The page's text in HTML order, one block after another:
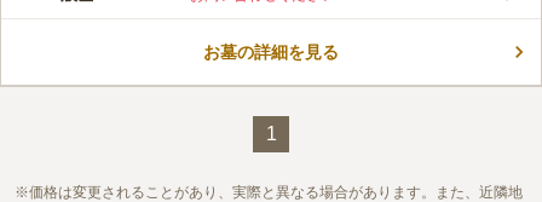
お墓の詳細を見る
1
価格は変更されることがあり、実際と異なる場合があります。また、近隣地